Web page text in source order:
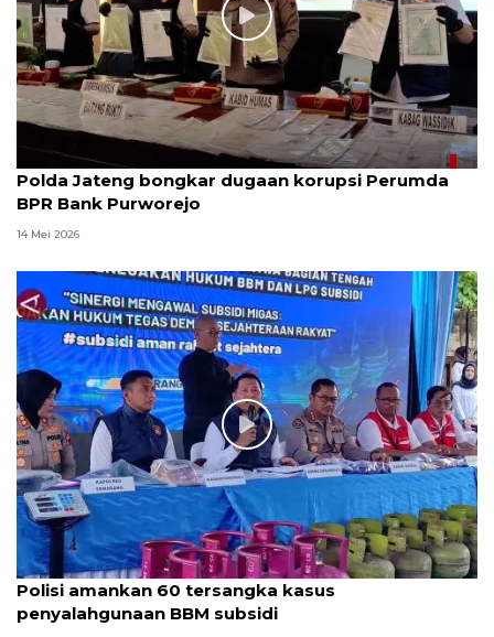
Polda Jateng bongkar dugaan korupsi Perumda
BPR Bank Purworejo
14 Mei 2026
Polisi amankan 60 tersangka kasus
penyalahgunaan BBM subsidi